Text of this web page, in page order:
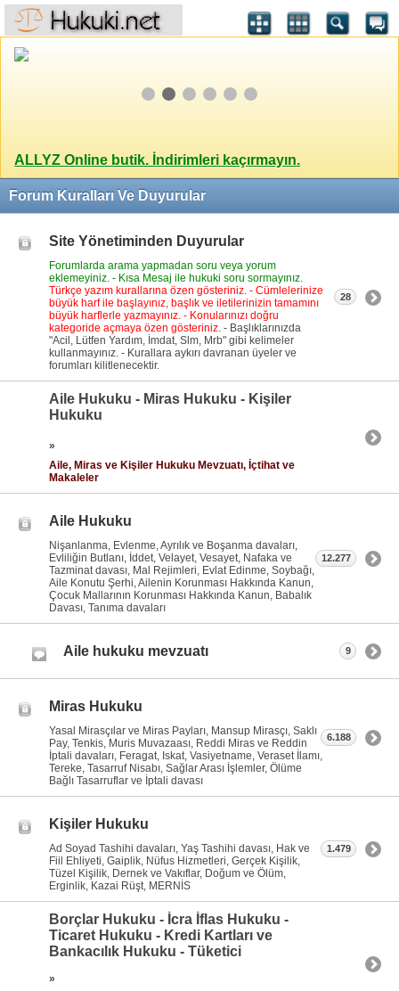
ALLYZ Online butik. İndirimleri kaçırmayın.
Forum Kuralları Ve Duyurular
Site Yönetiminden Duyurular
Forumlarda arama yapmadan soru veya yorum
eklemeyiniz. - Kısa Mesaj ile hukuki soru sormayınız.
Türkçe yazım kurallarına özen gösteriniz. - Cümlelerinize
büyük harf ile başlayınız, başlık ve iletilerinizin tamamını
büyük harflerle yazmayınız. - Konularınızı doğru
kategoride açmaya özen gösteriniz. - Başlıklarınızda
"Acil, Lütfen Yardım, İmdat, Slm, Mrb" gibi kelimeler
kullanmayınız. - Kurallara aykırı davranan üyeler ve
forumları kilitlenecektir.
28
Aile Hukuku - Miras Hukuku - Kişiler
Hukuku
»
Aile, Miras ve Kişiler Hukuku Mevzuatı, İçtihat ve
Makaleler
Aile Hukuku
Nişanlanma, Evlenme, Ayrılık ve Boşanma davaları,
Evliliğin Butlanı, İddet, Velayet, Vesayet, Nafaka ve
Tazminat davası, Mal Rejimleri, Evlat Edinme, Soybağı,
Aile Konutu Şerhi, Ailenin Korunması Hakkında Kanun,
Çocuk Mallarının Korunması Hakkında Kanun, Babalık
Davası, Tanıma davaları
12.277
Aile hukuku mevzuatı 9
Miras Hukuku
Yasal Mirasçılar ve Miras Payları, Mansup Mirasçı, Saklı
Pay, Tenkis, Muris Muvazaası, Reddi Miras ve Reddin
İptali davaları, Feragat, Iskat, Vasiyetname, Veraset İlamı,
Tereke, Tasarruf Nisabı, Sağlar Arası İşlemler, Ölüme
Bağlı Tasarruflar ve İptali davası
6.188
Kişiler Hukuku
Ad Soyad Tashihi davaları, Yaş Tashihi davası, Hak ve
Fiil Ehliyeti, Gaiplik, Nüfus Hizmetleri, Gerçek Kişilik,
Tüzel Kişilik, Dernek ve Vakıflar, Doğum ve Ölüm,
Erginlik, Kazai Rüşt, MERNİS
1.479
Borçlar Hukuku - İcra İflas Hukuku -
Ticaret Hukuku - Kredi Kartları ve
Bankacılık Hukuku - Tüketici
»